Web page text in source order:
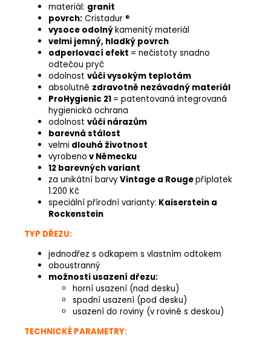
materiál: granit
povrch: Cristadur ®
vysoce odolnýkamenitý materiál
velmi jemný, hladký povrch
odperlovací efekt = nečistoty snadno
odtečou pryč
odolnost vůči vysokým teplotám
absolutně zdravotně nezávadný materiál
ProHygienic 21 = patentovaná integrovaná
hygienická ochrana
odolnost vůči nárazům
barevná stálost
velmi dlouhá životnost
vyrobeno v Německu
12 barevných variant
za unikátní barvyVintage a Rougepříplatek
1.200 Kč
speciální přírodní varianty: Kaiserstein a
Rockenstein
TYP DŘEZU:
jednodřez s odkapem s vlastním odtokem
oboustranný
možnosti usazení dřezu:
horní usazení (nad desku)
spodní usazení (pod desku)
usazení do roviny (v rovině s deskou)
TECHNICKÉ PARAMETRY: